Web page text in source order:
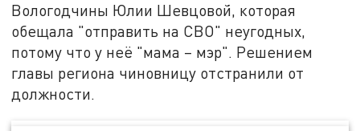
Вологодчины Юлии Шевцовой, которая
обещала "отправить на СВО" неугодных,
потому что у неё "мама – мэр". Решением
главы региона чиновницу отстранили от
должности.